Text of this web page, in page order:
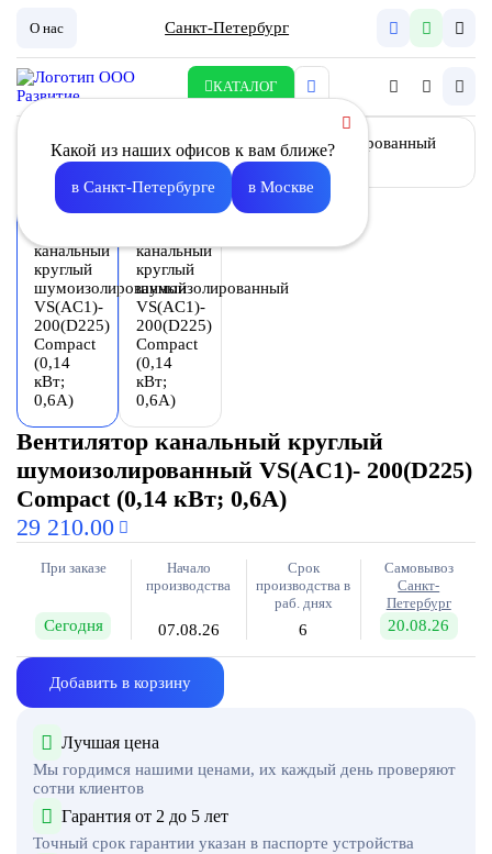
О нас Санкт-Петербург
КАТАЛОГ
Какой из наших офисов к вам ближе?
в Санкт-Петербурге в Москве
Вентилятор канальный круглый
шумоизолированный VS(AC1)- 200(D225)
Compact (0,14 кВт; 0,6А)
29 210.00
При заказе
Сегодня
Начало
производства
07.08.26
Срок
производства в
раб. днях
6
Самовывоз
Санкт-
Петербург
20.08.26
Добавить в корзину
Лучшая цена
Мы гордимся нашими ценами, их каждый день проверяют
сотни клиентов
Гарантия от 2 до 5 лет
Точный срок гарантии указан в паспорте устройства